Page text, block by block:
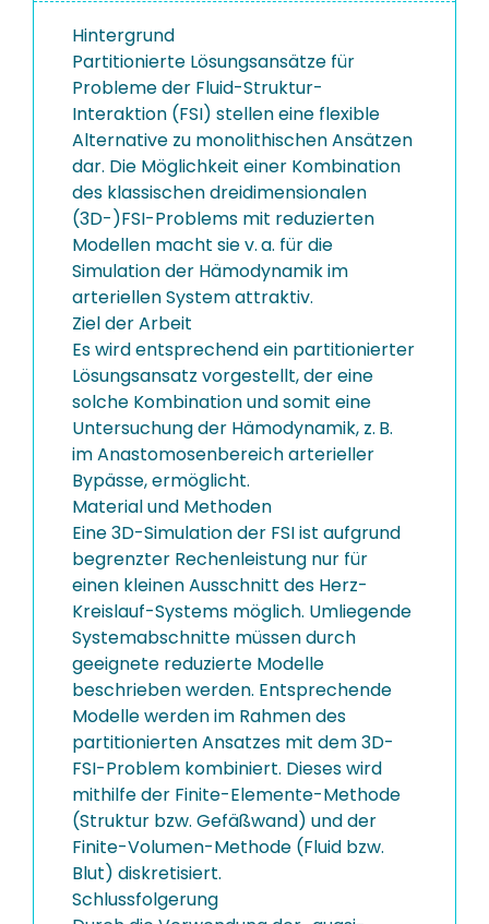
Hintergrund
Partitionierte Lösungsansätze für
Probleme der Fluid-Struktur-
Interaktion (FSI) stellen eine flexible
Alternative zu monolithischen Ansätzen
dar. Die Möglichkeit einer Kombination
des klassischen dreidimensionalen
(3D-)FSI-Problems mit reduzierten
Modellen macht sie v. a. für die
Simulation der Hämodynamik im
arteriellen System attraktiv.
Ziel der Arbeit
Es wird entsprechend ein partitionierter
Lösungsansatz vorgestellt, der eine
solche Kombination und somit eine
Untersuchung der Hämodynamik, z. B.
im Anastomosenbereich arterieller
Bypässe, ermöglicht.
Material und Methoden
Eine 3D-Simulation der FSI ist aufgrund
begrenzter Rechenleistung nur für
einen kleinen Ausschnitt des Herz-
Kreislauf-Systems möglich. Umliegende
Systemabschnitte müssen durch
geeignete reduzierte Modelle
beschrieben werden. Entsprechende
Modelle werden im Rahmen des
partitionierten Ansatzes mit dem 3D-
FSI-Problem kombiniert. Dieses wird
mithilfe der Finite-Elemente-Methode
(Struktur bzw. Gefäßwand) und der
Finite-Volumen-Methode (Fluid bzw.
Blut) diskretisiert.
Schlussfolgerung